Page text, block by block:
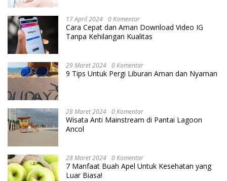
17 April 2024 0 Komentar
Cara Cepat dan Aman Download Video IG
Tanpa Kehilangan Kualitas
29 Maret 2024 0 Komentar
9 Tips Untuk Pergi Liburan Aman dan Nyaman
28 Maret 2024 0 Komentar
Wisata Anti Mainstream di Pantai Lagoon
Ancol
28 Maret 2024 0 Komentar
7 Manfaat Buah Apel Untuk Kesehatan yang
Luar Biasa!